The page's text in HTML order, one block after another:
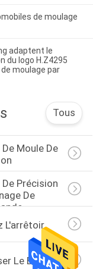
de moulage
adaptent le
du logo H.Z4295
moulage par
Tous
Moule De
De Précision
De
Par
L'arrêtoir
Le Bloc